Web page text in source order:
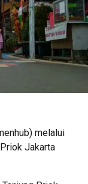
melalui
Jakarta